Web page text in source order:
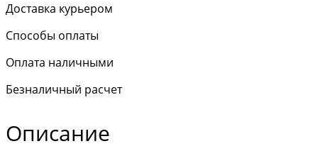
Доставка курьером
Способы оплаты
Оплата наличными
Безналичный расчет
Описание